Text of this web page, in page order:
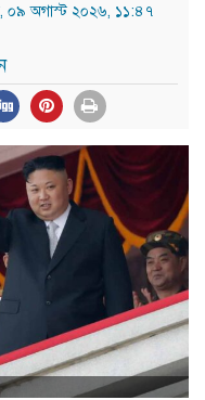
০৯ অগাস্ট ২০২৬, ১১:৪৭